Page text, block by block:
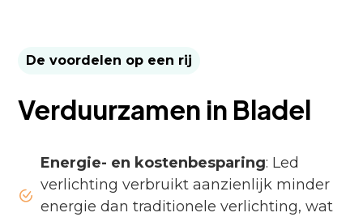
De voordelen op een rij
Verduurzamen in Bladel
Energie- en kostenbesparing: Led
verlichting verbruikt aanzienlijk minder
energie dan traditionele verlichting, wat